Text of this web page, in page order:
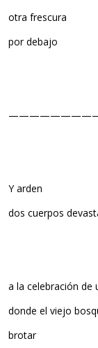
otra frescura
por debajo
Y arden
dos cuerpos
a la celebración de
donde el viejo
brotar